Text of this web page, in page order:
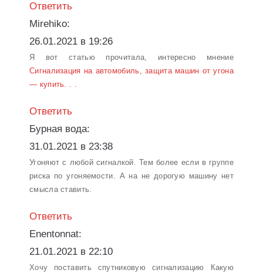
Ответить
Mirehiko:
26.01.2021 в 19:26
Я вот статью прочитала, интересно мнение
Сигнализация на автомобиль, защита машин от угона
— купить. . .
Ответить
Бурная вода:
31.01.2021 в 23:38
Угоняют с любой сигналкой. Тем более если в группе
риска по угоняемости. А на не дорогую машину нет
смысла ставить.
Ответить
Enentonnat:
21.01.2021 в 22:10
Хочу поставить спутниковую сигнализацию Какую